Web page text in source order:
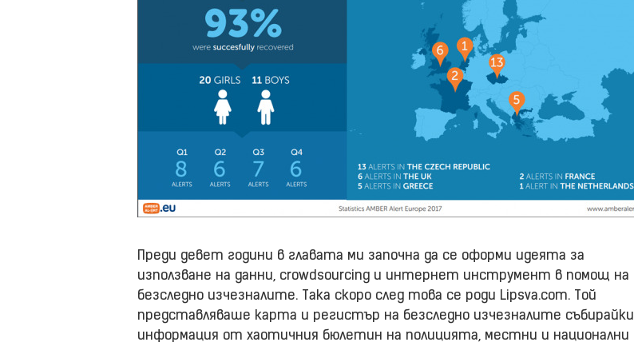
Преди девет години в главата ми започна да се оформи идеята за
използване на данни, crowdsourcing и интернет инструмент в помощ на
безследно изчезналите. Така скоро след това се роди Lipsva.com. Той
представляваше карта и регистър на безследно изчезналите събирайки
информация от хаотичния бюлетин на полицията, местни и национални